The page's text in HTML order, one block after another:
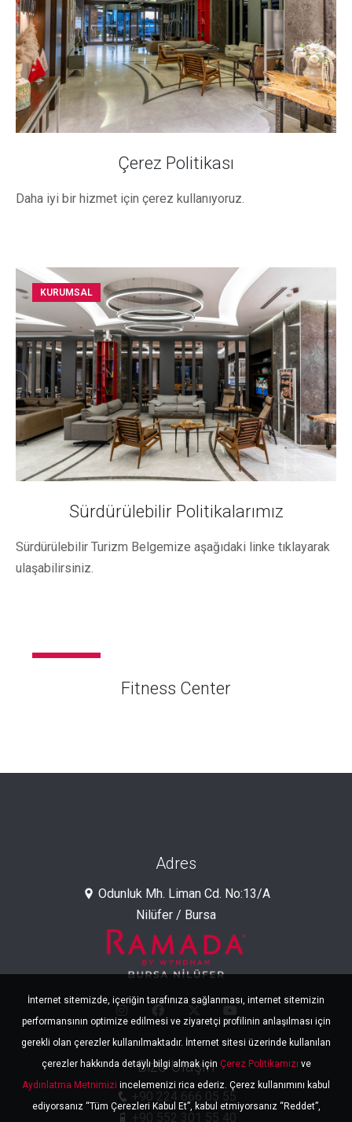
Çerez Politikası
Daha iyi bir hizmet için çerez kullanıyoruz.
KURUMSAL
Sürdürülebilir Politikalarımız
Sürdürülebilir Turizm Belgemize aşağıdaki linke tıklayarak
ulaşabilirsiniz.
KURUMSAL
Fitness Center
Adres
Odunluk Mh. Liman Cd. No:13/A
Nilüfer / Bursa
Bize Ulaşın
+90 224 666 05 55
+90 552 301 55 40
İnternet sitemizde, içeriğin tarafınıza sağlanması, internet sitemizin
performansının optimize edilmesi ve ziyaretçi profilinin anlaşılması için
gerekli olan çerezler kullanılmaktadır. İnternet sitesi üzerinde kullanılan
çerezler hakkında detaylı bilgi almak için Çerez Politikamızı ve
Aydınlatma Metnimizi incelemenizi rica ederiz. Çerez kullanımını kabul
ediyorsanız “Tüm Çerezleri Kabul Et”, kabul etmiyorsanız “Reddet”,